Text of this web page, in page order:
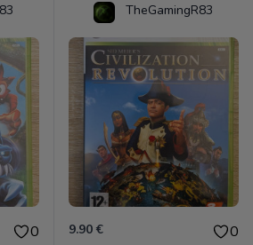
0
TheGamingR83
9.90 € 0